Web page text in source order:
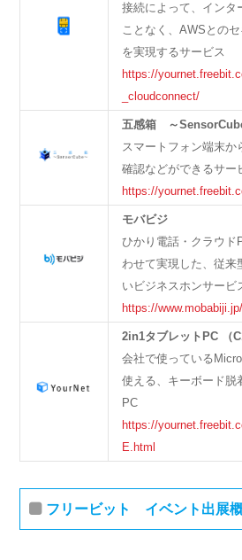
接続によって、インタ
ことなく、AWSとの
を実現するサービス
https://
_cloudconnect/
五感箱 ～
スマートフォン端末か
確認などができるサー
https://
モバビジ
ひかり電話・クラウド
わせて実現した、従来
いビジネスホンサービ
https://www.mobabiji.jp/
2in1タブレットPC （
会社で使っている
使える、キーボード脱
PC
https://
E.html
フリービット イベント出展